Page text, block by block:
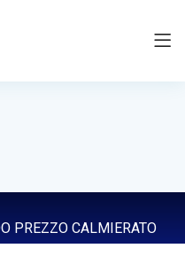
PREZZO CALMIERATO